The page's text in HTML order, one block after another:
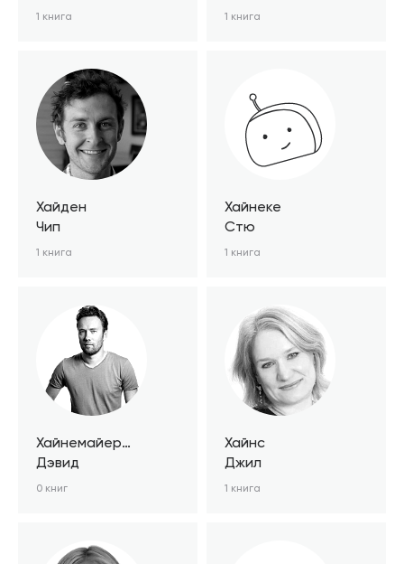
1 книга 1 книга
Хайден
Чип
1 книга
Хайнеке
Стю
1 книга
Хайнемайер
Хенссон
Дэвид
0 книг
Хайнс
Джил
1 книга